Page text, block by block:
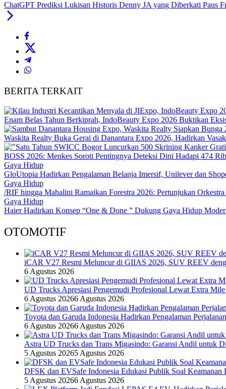
ChatGPT Prediksi Lukisan Historis Denny JA yang Diberkati Paus
BERITA TERKAIT
Enam Belas Tahun Berkiprah, IndoBeauty Expo 2026 Buktikan
Waskita Realty Buka Gerai di Danantara Expo 2026, Hadirkan
BOSS 2026: Menkes Soroti Pentingnya Deteksi Dini Hadapi 474
Gaya Hidup
GloUtopia Hadirkan Pengalaman Belanja Imersif, Unilever dan
Gaya Hidup
/RIF hingga Mahalini Ramaikan Forestra 2026: Pertunjukan
Gaya Hidup
Haier Hadirkan Konsep “One & Done ” Dukung Gaya Hidup
OTOMOTIF
iCAR V27 Resmi Meluncur di GIIAS 2026, SUV REEV
6 Agustus 2026
UD Trucks Apresiasi Pengemudi Profesional Lewat Extra
6 Agustus 20266 Agustus 2026
Toyota dan Garuda Indonesia Hadirkan Pengalaman
6 Agustus 20266 Agustus 2026
Astra UD Trucks dan Trans Migasindo: Garansi Andil untuk
5 Agustus 20265 Agustus 2026
DFSK dan EVSafe Indonesia Edukasi Publik Soal
5 Agustus 20266 Agustus 2026